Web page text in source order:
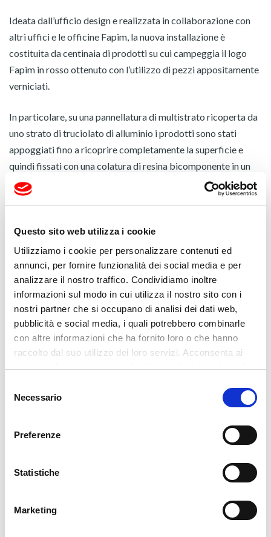
Questo sito web utilizza i cookie
Utilizziamo i cookie per personalizzare contenuti ed
annunci, per fornire funzionalità dei social media e per
analizzare il nostro traffico. Condividiamo inoltre
informazioni sul modo in cui utilizza il nostro sito con i
nostri partner che si occupano di analisi dei dati web,
pubblicità e social media, i quali potrebbero combinarle
con altre informazioni che ha fornito loro o che hanno
raccolto dal suo utilizzo dei loro servizi. Acconsenta ai
nostri cookie se continua ad utilizzare il nostro sito web.
delNecessario
Preferenze
Statistiche
Marketing
Ideata dall’ufficio design e realizzata in collaborazione con
altri uffici e le officine Fapim, la nuova installazione è
costituita da centinaia di prodotti su cui campeggia il logo
Fapim in rosso ottenuto con l’utilizzo di pezzi appositamente
verniciati.
In particolare, su una pannellatura di multistrato ricoperta da
uno strato di truciolato di alluminio i prodotti sono stati
appoggiati fino a ricoprire completamente la superficie e
quindi fissati con una colatura di resina bicomponente in un
gruppo unico.
dimensioni: l’opera misura sei metri di larghezza per 1,70
metri di lunghezza con un peso di circa otto quintali.
L’installazione è collocata all’ingresso principale della sede di
via delle Cerbaie, di fronte al gruppo bronzeo “La famiglia”
commissionato nel 2006 allo scultore Guglielmo Malato per
celebrare i valori aziendali.
Previous Next